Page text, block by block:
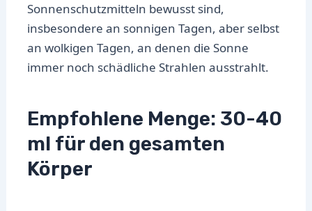
Sonnenschutzmitteln bewusst sind,
insbesondere an sonnigen Tagen, aber selbst
an wolkigen Tagen, an denen die Sonne
immer noch schädliche Strahlen ausstrahlt.
Empfohlene Menge: 30-40
ml für den gesamten
Körper